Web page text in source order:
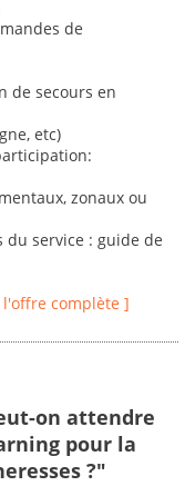
de
de secours en
etc)
zonaux ou
service : guide de
complète ]
on attendre
pour la
?"